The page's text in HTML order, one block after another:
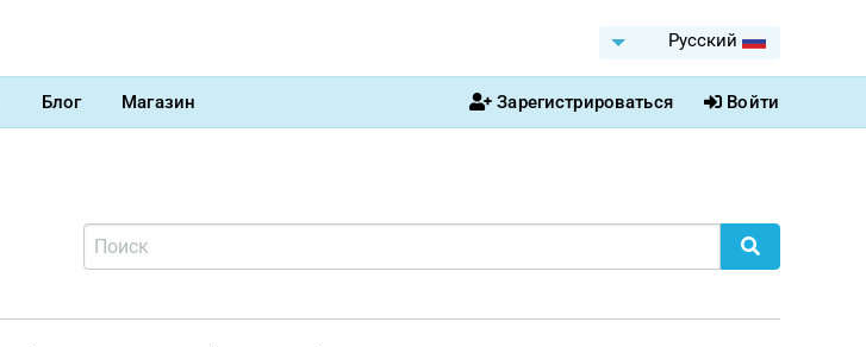
Pусский
Блог Магазин Зарегистрироваться Войти